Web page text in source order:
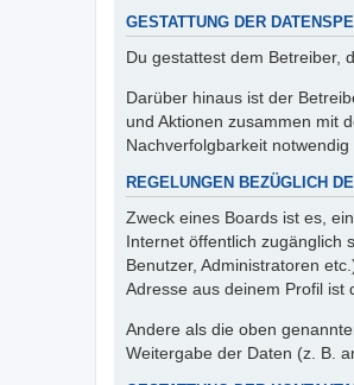
GESTATTUNG DER
Du gestattest dem Betreiber,
Darüber hinaus ist der
und Aktionen zusammen mit
Nachverfolgbarkeit notwendig
REGELUNGEN BEZÜGLICH
Zweck eines Boards ist es,
Internet öffentlich zugänglich
Benutzer, Administratoren
Adresse aus deinem Profil ist
Andere als die oben
Weitergabe der Daten (z. B.